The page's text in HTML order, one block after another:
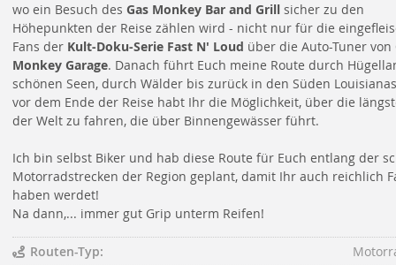
wo ein Besuch des Gas Monkey Bar and Grill sicher zu den
Höhepunkten der Reise zählen wird - nicht nur für die
Fans der Kult-Doku-Serie Fast N' Loud über die Auto-Tuner von
Monkey Garage. Danach führt Euch meine Route durch
schönen Seen, durch Wälder bis zurück in den Süden
vor dem Ende der Reise habt Ihr die Möglichkeit, über die
der Welt zu fahren, die über Binnengewässer führt.
Ich bin selbst Biker und hab diese Route für Euch entlang der
Motorradstrecken der Region geplant, damit Ihr auch reichlich
haben werdet!
Na dann,... immer gut Grip unterm Reifen!
Routen-Typ: